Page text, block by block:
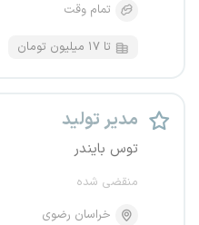
تمام وقت
تا ۱۷ میلیون تومان
مدیر تولید
توس بایندر
منقضی شده
خراسان رضوی